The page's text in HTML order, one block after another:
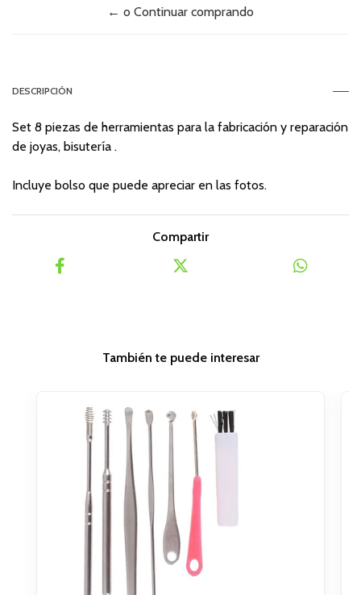
← o Continuar comprando
DESCRIPCIÓN
Set 8 piezas de herramientas para la fabricación y reparación
de joyas, bisutería .
Incluye bolso que puede apreciar en las fotos.
Compartir
También te puede interesar